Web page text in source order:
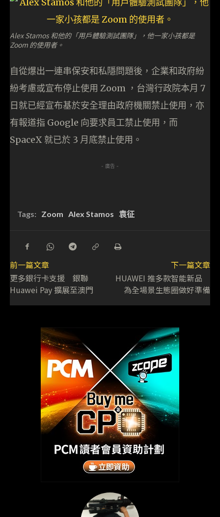
Alex Stamos 和他的「用戶體驗測試團隊」，他一家小孩都是
Zoom 的使用者。
自從爆出一連串保安和私隱問題後，企業和政府紛
紛考慮或宣布停止使用 Zoom ，台灣行政院本月 7
日就已經宣布基於安全理由政府機關禁止使用，亦
有報道指 Google 向要求員工禁止使用，而
SpaceX 就已於 3 月底禁止使用。
- 廣告 -
Tags: Zoom Alex Stamos 袁征
前一篇文章
更多銀行卡支援 銀聯
Huawei Pay 擴展至澳門
下一篇文章
HUAWEI 推多款智能新品
為全場景生態圈做好準備